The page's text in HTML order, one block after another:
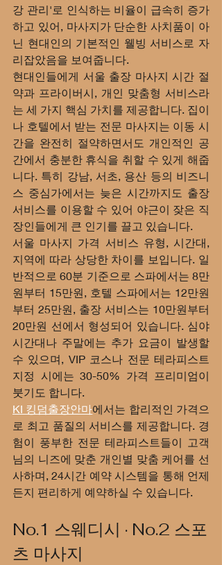
강 관리'로 인식하는 비율이 급속히 증가
하고 있어, 마사지가 단순한 사치품이 아
닌 현대인의 기본적인 웰빙 서비스로 자
리잡았음을 보여줍니다.
현대인들에게 서울 출장 마사지 시간 절
약과 프라이버시, 개인 맞춤형 서비스라
는 세 가지 핵심 가치를 제공합니다. 집이
나 호텔에서 받는 전문 마사지는 이동 시
간을 완전히 절약하면서도 개인적인 공
간에서 충분한 휴식을 취할 수 있게 해줍
니다. 특히 강남, 서초, 용산 등의 비즈니
스 중심가에서는 늦은 시간까지도 출장
서비스를 이용할 수 있어 야근이 잦은 직
장인들에게 큰 인기를 끌고 있습니다.
서울 마사지 가격 서비스 유형, 시간대,
지역에 따라 상당한 차이를 보입니다. 일
반적으로 60분 기준으로 스파에서는 8만
원부터 15만원, 호텔 스파에서는 12만원
부터 25만원, 출장 서비스는 10만원부터
20만원 선에서 형성되어 있습니다. 심야
시간대나 주말에는 추가 요금이 발생할
수 있으며, VIP 코스나 전문 테라피스트
지정 시에는 30-50% 가격 프리미엄이
붓기도 합니다.
KI 킹덤출장안마에서는 합리적인 가격으
로 최고 품질의 서비스를 제공합니다. 경
험이 풍부한 전문 테라피스트들이 고객
님의 니즈에 맞춘 개인별 맞춤 케어를 선
사하며, 24시간 예약 시스템을 통해 언제
든지 편리하게 예약하실 수 있습니다.
No.1 스웨디시 · No.2 스포
츠 마사지